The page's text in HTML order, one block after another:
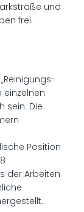
und
frei.
einzelnen
sein. Die
Position
der Arbeiten